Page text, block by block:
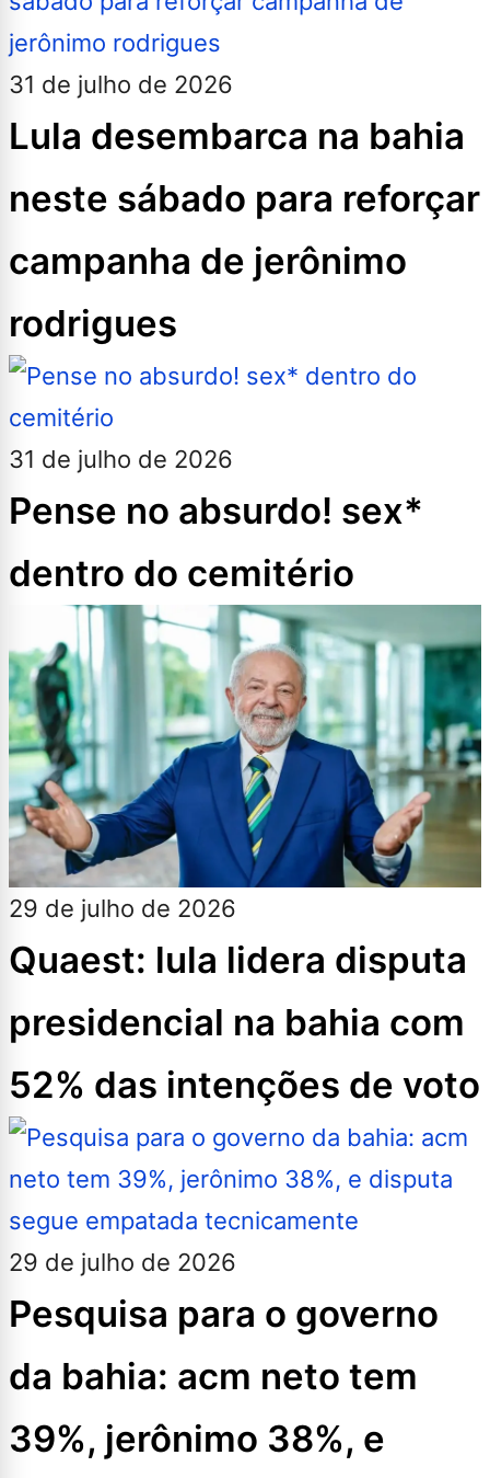
31 de julho de 2026
Lula desembarca na bahia
neste sábado para reforçar
campanha de jerônimo
rodrigues
31 de julho de 2026
Pense no absurdo! sex*
dentro do cemitério
29 de julho de 2026
Quaest: lula lidera disputa
presidencial na bahia com
52% das intenções de voto
29 de julho de 2026
Pesquisa para o governo
da bahia: acm neto tem
39%, jerônimo 38%, e